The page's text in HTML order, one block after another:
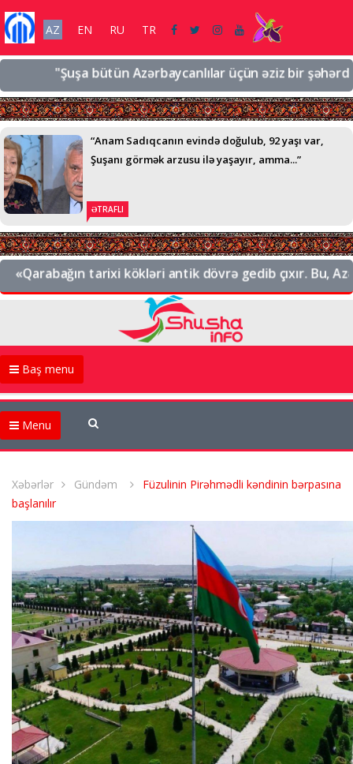
AZ EN RU TR
"Şuşa bütün Azərbaycanlılar üçün əziz bir
“Anam Sadıqcanın evində doğulub, 92 yaşı var,
Şuşanı görmək arzusu ilə yaşayır, amma...”
ƏTRAFLI
tarixi kökləri antik dövrə gedib çıxır. Bu,
Baş menu
Menu
Xəbərlər Gündəm
Füzulinin Pirəhmədli kəndinin bərpasına
başlanılır